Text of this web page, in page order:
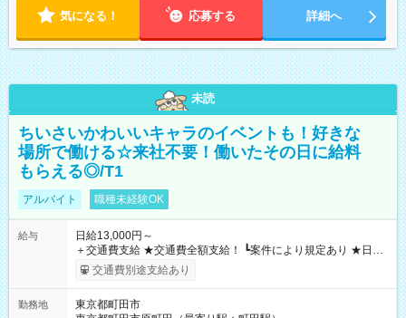
気になる！ 応募する 詳細へ
未読
ちいさいかわいいキャラのイベントも！好きな
場所で働ける☆来社不要！働いたその日に給料
もらえる◎/T1
アルバイト 職種未経験OK
給与
日給13,000円～
＋交通費支給 ★交通費全額支給！ ┗案件により規定あり ★日払
いOK！（規定あり） ┗働いたその日に現金GET♪ お仕事後はコ
ンビニATMから 日払い分を引き落とせます！ 【試用期間】試
交通費別途支給あり
勤務地
東京都町田市